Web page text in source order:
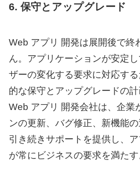
6. 保守とアップグレード
Web アプリ 開発は展開後で終
ん。アプリケーションが安定
ザーの変化する要求に対応す
的な保守とアップグレードの計
Web アプリ 開発会社は、企業
ンの更新、バグ修正、新機能
引き続きサポートを提供し、
が常にビジネスの要求を満たす